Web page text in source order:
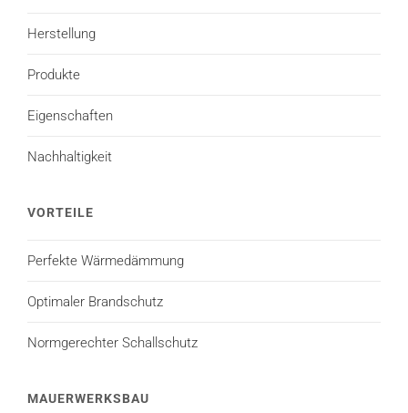
Herstellung
Produkte
Eigenschaften
Nachhaltigkeit
VORTEILE
Perfekte Wärmedämmung
Optimaler Brandschutz
Normgerechter Schallschutz
MAUERWERKSBAU